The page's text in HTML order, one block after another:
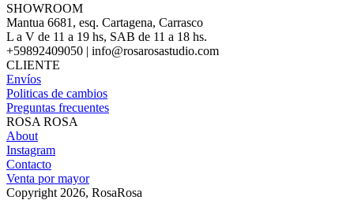
SHOWROOM
Mantua 6681, esq. Cartagena, Carrasco
L a V de 11 a 19 hs, SAB de 11 a 18 hs.
+59892409050 | info@rosarosastudio.com
CLIENTE
Envíos
Politicas de cambios
Preguntas frecuentes
ROSA ROSA
About
Instagram
Contacto
Venta por mayor
Copyright 2026, RosaRosa